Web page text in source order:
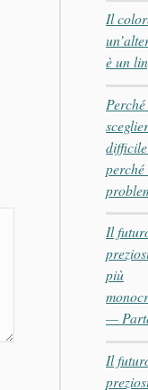
Il
è un
Il
più
—
Il